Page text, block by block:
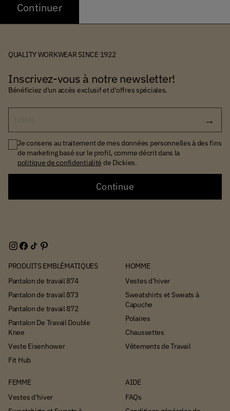
Continuer
QUALITY WORKWEAR SINCE 1922
Inscrivez-vous à notre newsletter!
Bénéficiez d'un accès exclusif et d'offres spéciales.
Je consens au traitement de mes données personnelles à des fins
de marketing basé sur le profil, comme décrit dans la
politique de confidentialité de Dickies.
Continue
PRODUITS EMBLÉMATIQUES
Pantalon de travail 874
Pantalon de travail 873
Pantalon de travail 872
Pantalon De Travail Double
Knee
Veste Eisenhower
Fit Hub
HOMME
Vestes d’hiver
Sweatshirts et Sweats à
Capuche
Polaires
Chaussettes
Vêtements de Travail
FEMME
Vestes d’hiver
AIDE
FAQs